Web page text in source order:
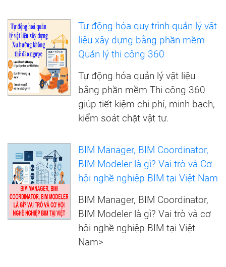
Tự động hóa quy trình quản lý vật
liệu xây dựng bằng phần mềm
Quản lý thi công 360
Tự động hóa quản lý vật liệu
bằng phần mềm Thi công 360
giúp tiết kiệm chi phí, minh bạch,
kiểm soát chặt vật tư.
BIM Manager, BIM Coordinator,
BIM Modeler là gì? Vai trò và Cơ
hội nghề nghiệp BIM tại Việt Nam
BIM Manager, BIM Coordinator,
BIM Modeler là gì? Vai trò và cơ
hội nghề nghiệp BIM tại Việt
Nam>